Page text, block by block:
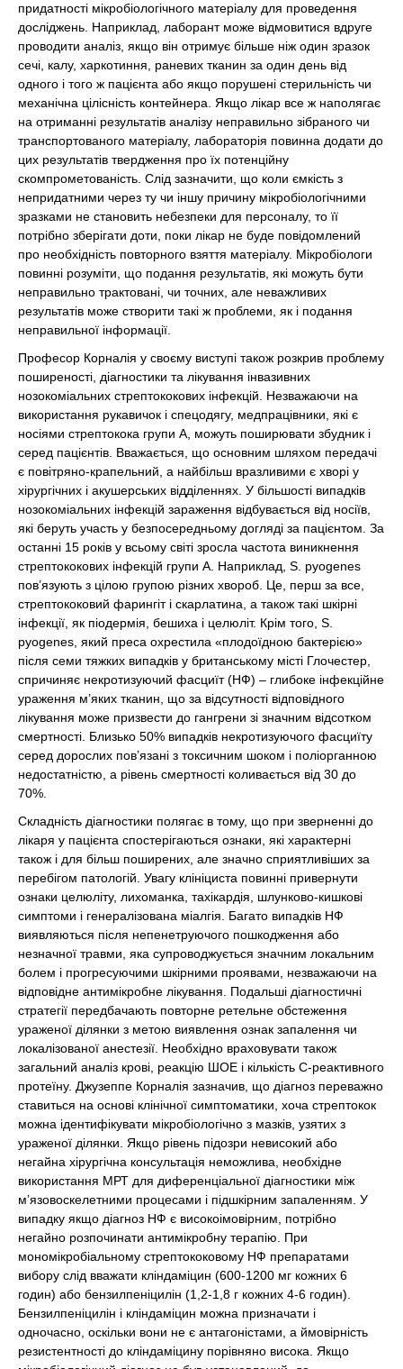
придатності мікробіологічного матеріалу для проведення
досліджень. Наприклад, лаборант може відмовитися вдруге
проводити аналіз, якщо він отримує більше ніж один зразок
сечі, калу, харкотиння, раневих тканин за один день від
одного і того ж пацієнта або якщо порушені стерильність чи
механічна цілісність контейнера. Якщо лікар все ж наполягає
на отриманні результатів аналізу неправильно зібраного чи
транспортованого матеріалу, лабораторія повинна додати до
цих результатів твердження про їх потенційну
скомпрометованість. Слід зазначити, що коли ємкість з
непридатними через ту чи іншу причину мікробіологічними
зразками не становить небезпеки для персоналу, то її
потрібно зберігати доти, поки лікар не буде повідомлений
про необхідність повторного взяття матеріалу. Мікробіологи
повинні розуміти, що подання результатів, які можуть бути
неправильно трактовані, чи точних, але неважливих
результатів може створити такі ж проблеми, як і подання
неправильної інформації.
Професор Корналія у своєму виступі також розкрив проблему
поширеності, діагностики та лікування інвазивних
нозокоміальних стрептококових інфекцій. Незважаючи на
використання рукавичок і спецодягу, медпрацівники, які є
носіями стрептокока групи А, можуть поширювати збудник і
серед пацієнтів. Вважається, що основним шляхом передачі
є повітряно-крапельний, а найбільш вразливими є хворі у
хірургічних і акушерських відділеннях. У більшості випадків
нозокоміальних інфекцій зараження відбувається від носіїв,
які беруть участь у безпосередньому догляді за пацієнтом. За
останні 15 років у всьому світі зросла частота виникнення
стрептококових інфекцій групи А. Наприклад, S. рyogenes
пов’язують з цілою групою різних хвороб. Це, перш за все,
стрептококовий фарингіт і скарлатина, а також такі шкірні
інфекції, як піодермія, бешиха і целюліт. Крім того, S.
рyogenes, який преса охрестила «плодоїдною бактерією»
після семи тяжких випадків у британському місті Глочестер,
спричиняє некротизуючий фасциїт (НФ) – глибоке інфекційне
ураження м’яких тканин, що за відсутності відповідного
лікування може призвести до гангрени зі значним відсотком
смертності. Близько 50% випадків некротизуючого фасциїту
серед дорослих пов’язані з токсичним шоком і поліорганною
недостатністю, а рівень смертності коливається від 30 до
70%.
Складність діагностики полягає в тому, що при зверненні до
лікаря у пацієнта спостерігаються ознаки, які характерні
також і для більш поширених, але значно сприятливіших за
перебігом патологій. Увагу клініциста повинні привернути
ознаки целюліту, лихоманка, тахікардія, шлунково-кишкові
симптоми і генералізована міалгія. Багато випадків НФ
виявляються після непенетруючого пошкодження або
незначної травми, яка супроводжується значним локальним
болем і прогресуючими шкірними проявами, незважаючи на
відповідне антимікробне лікування. Подальші діагностичні
стратегії передбачають повторне ретельне обстеження
ураженої ділянки з метою виявлення ознак запалення чи
локалізованої анестезії. Необхідно враховувати також
загальний аналіз крові, реакцію ШОЕ і кількість С-реактивного
протеїну. Джузеппе Корналія зазначив, що діагноз переважно
ставиться на основі клінічної симптоматики, хоча стрептокок
можна ідентифікувати мікробіологічно з мазків, узятих з
ураженої ділянки. Якщо рівень підозри невисокий або
негайна хірургічна консультація неможлива, необхідне
використання МРТ для диференціальної діагностики між
м’язовоскелетними процесами і підшкірним запаленням. У
випадку якщо діагноз НФ є високоімовірним, потрібно
негайно розпочинати антимікробну терапію. При
мономікробіальному стрептококовому НФ препаратами
вибору слід вважати кліндаміцин (600-1200 мг кожних 6
годин) або бензилпеніцилін (1,2-1,8 г кожних 4-6 годин).
Бензилпеніцилін і кліндаміцин можна призначати і
одночасно, оскільки вони не є антагоністами, а ймовірність
резистентності до кліндаміцину порівняно висока. Якщо